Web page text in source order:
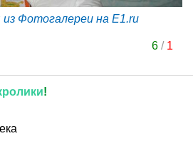
Фотогалереи на E1.ru
6/ 1
!